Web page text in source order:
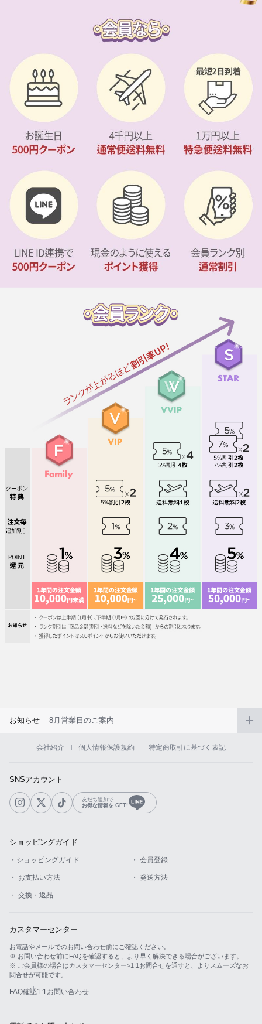
ショッピングガイド
アプリダウンロード
INSTAGRAM LINE
お知らせ 8月営業日のご案内
会社紹介 個人情報保護規約 特定商取引に基づく表記
SNSアカウント
友だち追加で
お得な情報を GET!
ショッピングガイド
・ショッピングガイド ・ 会員登録
・ お支払い方法 ・ 発送方法
・ 交換・返品
カスタマーセンター
お電話やメールでのお問い合わせ前にご確認ください。
※ お問い合わせ前にFAQを確認すると、より早く解決できる場合がございます。
※ ご会員様の場合はカスタマーセンター>1:1お問合せを通すと、よりスムーズなお
問合せが可能です。
FAQ確認1:1お問い合わせ